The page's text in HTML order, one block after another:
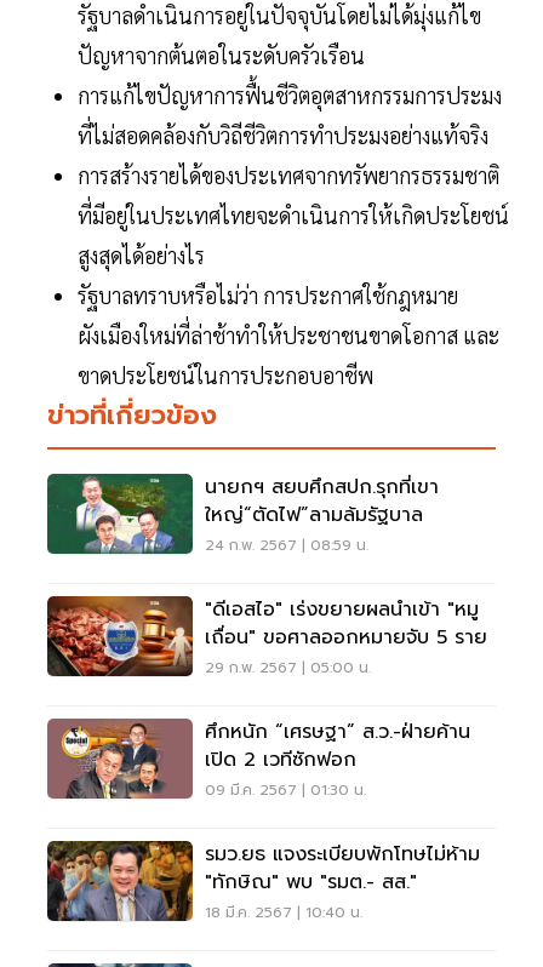
รัฐบาลดำเนินการอยู่ในปัจจุบันโดยไม่ได้มุ่งแก้ไข
ปัญหาจากต้นตอในระดับครัวเรือน
การแก้ไขปัญหาการฟื้นชีวิตอุตสาหกรรมการประมง
ที่ไม่สอดคล้องกับวิถีชีวิตการทำประมงอย่างแท้จริง
การสร้างรายได้ของประเทศจากทรัพยากรธรรมชาติ
ที่มีอยู่ในประเทศไทยจะดำเนินการให้เกิดประโยชน์
สูงสุดได้อย่างไร
รัฐบาลทราบหรือไม่ว่า การประกาศใช้กฎหมาย
ผังเมืองใหม่ที่ล่าช้าทำให้ประชาชนขาดโอกาส และ
ขาดประโยชน์ในการประกอบอาชีพ
ข่าวที่เกี่ยวข้อง
นายกฯ สยบศึกสปก.รุกที่เขา
ใหญ่“ตัดไฟ”ลามล้มรัฐบาล
24 ก.พ. 2567 | 08:59 น.
"ดีเอสไอ" เร่งขยายผลนำเข้า "หมู
เถื่อน" ขอศาลออกหมายจับ 5 ราย
29 ก.พ. 2567 | 05:00 น.
ศึกหนัก “เศรษฐา” ส.ว.-ฝ่ายค้าน
เปิด 2 เวทีซักฟอก
09 มี.ค. 2567 | 01:30 น.
รมว.ยธ แจงระเบียบพักโทษไม่ห้าม
"ทักษิณ" พบ "รมต.- สส."
18 มี.ค. 2567 | 10:40 น.